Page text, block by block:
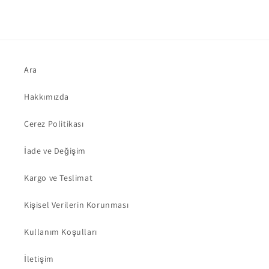
Ara
Hakkımızda
Çerez Politikası
İade ve Değişim
Kargo ve Teslimat
Kişisel Verilerin Korunması
Kullanım Koşulları
İletişim